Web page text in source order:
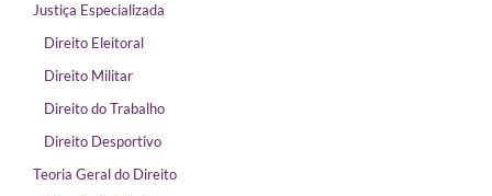
Justiça Especializada
Direito Eleitoral
Direito Militar
Direito do Trabalho
Direito Desportivo
Teoria Geral do Direito